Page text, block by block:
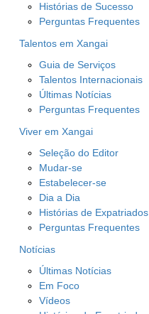
Histórias de Sucesso
Perguntas Frequentes
Talentos em Xangai
Guia de Serviços
Talentos Internacionais
Últimas Notícias
Perguntas Frequentes
Viver em Xangai
Seleção do Editor
Mudar-se
Estabelecer-se
Dia a Dia
Histórias de Expatriados
Perguntas Frequentes
Notícias
Últimas Notícias
Em Foco
Vídeos